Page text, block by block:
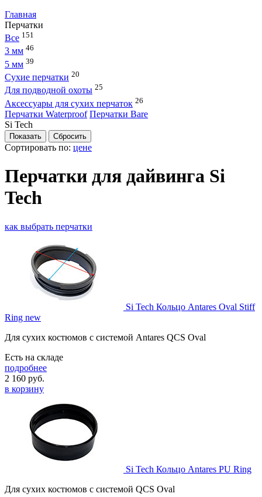
Главная
Перчатки
Все 151
3 мм 46
5 мм 39
Сухие перчатки 20
Для подводной охоты 25
Аксессуары для cухих перчаток 26
Перчатки Waterproof Перчатки Bare
Si Tech
Сортировать по: цене
Перчатки для дайвинга Si
Tech
как выбрать перчатки
Si Tech Кольцо Antares Oval Stiff
Ring new
Для сухих костюмов с системой Antares QCS Oval
Есть на складе
подробнее
2 160 руб.
в корзину
Si Tech Кольцо Antares PU Ring
Для сухих костюмов с системой QCS Oval